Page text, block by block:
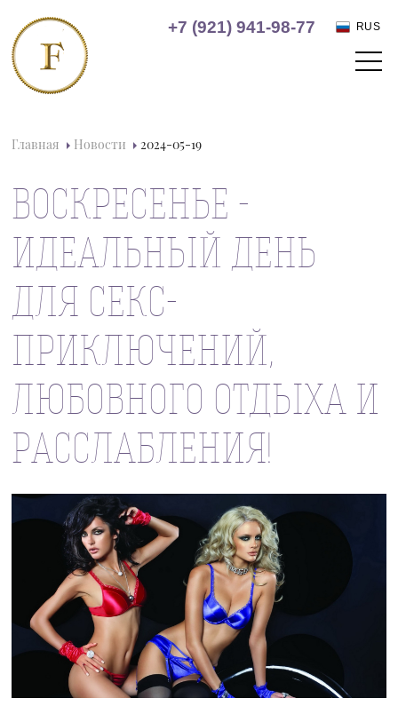
+7 (921) 941-98-77 RUS
Главная Новости 2024-05-19
ВОСКРЕСЕНЬЕ -
ИДЕАЛЬНЫЙ ДЕНЬ
ДЛЯ СЕКС-
ПРИКЛЮЧЕНИЙ,
ЛЮБОВНОГО ОТДЫХА И
РАССЛАБЛЕНИЯ!